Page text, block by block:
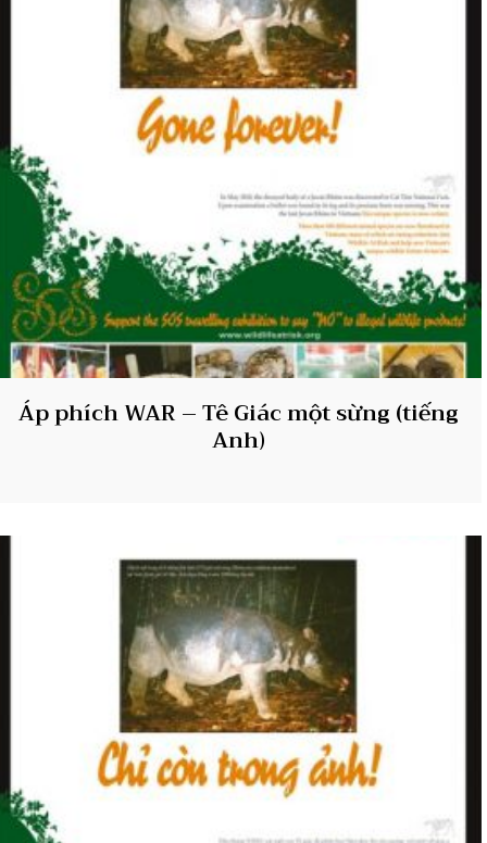
Áp phích WAR – Tê Giác một sừng (tiếng
Anh)